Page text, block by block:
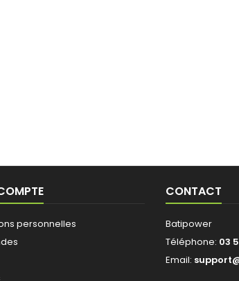
personnelles
CONTACT
Batipower
Téléphone: 03
Email: